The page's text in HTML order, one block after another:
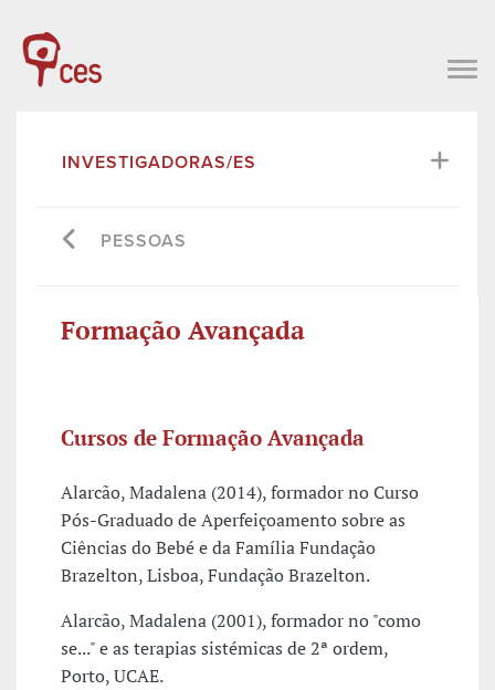
INVESTIGADORAS/ES
PESSOAS
Formação Avançada
Cursos de Formação Avançada
Alarcão, Madalena (2014), formador no Curso
Pós-Graduado de Aperfeiçoamento sobre as
Ciências do Bebé e da Família Fundação
Brazelton, Lisboa, Fundação Brazelton.
Alarcão, Madalena (2001), formador no "como
se..." e as terapias sistémicas de 2ª ordem,
Porto, UCAE.